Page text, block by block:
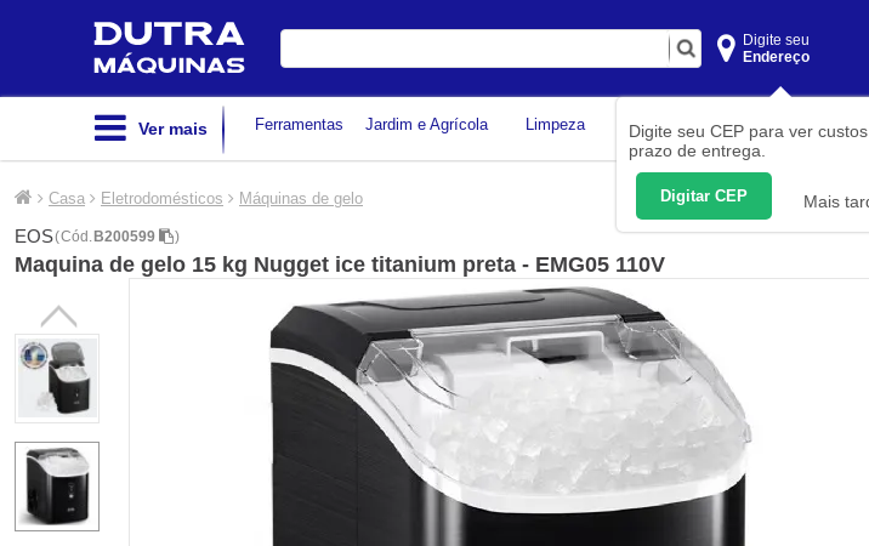
Digite
Digite seu
Endereço
Digite seu CEP para ver
prazo de entrega.
Digitar CEP Mais
Ver mais Ferramentas Jardim e Agrícola Limpeza Construção Civil
Medição
Casa Eletrodomésticos Máquinas de gelo
EOS(Cód. B200599 )
Maquina de gelo 15 kg Nugget ice titanium preta - EMG05 110V